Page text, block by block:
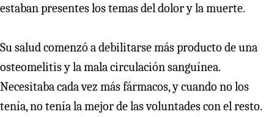
estaban presentes los temas del dolor y la muerte.
Su salud comenzó a debilitarse más producto de una
osteomelitis y la mala circulación sanguínea.
Necesitaba cada vez más fármacos, y cuando no los
tenía, no tenía la mejor de las voluntades con el resto.